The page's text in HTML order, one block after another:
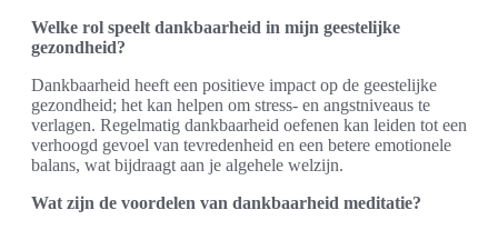
Welke rol speelt dankbaarheid in mijn geestelijke
gezondheid?
Dankbaarheid heeft een positieve impact op de geestelijke
gezondheid; het kan helpen om stress- en angstniveaus te
verlagen. Regelmatig dankbaarheid oefenen kan leiden tot een
verhoogd gevoel van tevredenheid en een betere emotionele
balans, wat bijdraagt aan je algehele welzijn.
Wat zijn de voordelen van dankbaarheid meditatie?